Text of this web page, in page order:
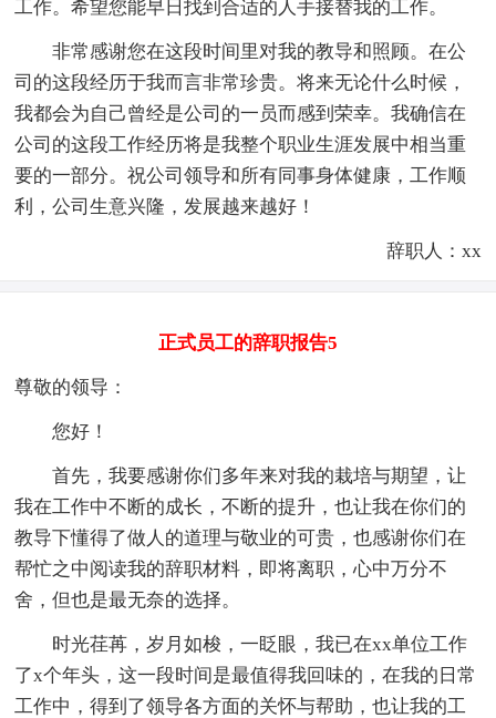
工作。希望您能早日找到合适的人手接替我的工作。
非常感谢您在这段时间里对我的教导和照顾。在公
司的这段经历于我而言非常珍贵。将来无论什么时候，
我都会为自己曾经是公司的一员而感到荣幸。我确信在
公司的这段工作经历将是我整个职业生涯发展中相当重
要的一部分。祝公司领导和所有同事身体健康，工作顺
利，公司生意兴隆，发展越来越好！
辞职人：xx
正式员工的辞职报告5
尊敬的领导：
您好！
首先，我要感谢你们多年来对我的栽培与期望，让
我在工作中不断的成长，不断的提升，也让我在你们的
教导下懂得了做人的道理与敬业的可贵，也感谢你们在
帮忙之中阅读我的辞职材料，即将离职，心中万分不
舍，但也是最无奈的选择。
时光荏苒，岁月如梭，一眨眼，我已在xx单位工作
了x个年头，这一段时间是最值得我回味的，在我的日常
工作中，得到了领导各方面的关怀与帮助，也让我的工